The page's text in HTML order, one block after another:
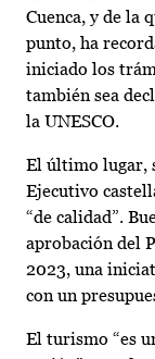
Cuenca, y de la
punto, ha
iniciado los
también sea
la UNESCO.
El último lugar,
Ejecutivo
“de calidad”.
aprobación del
2023, una
con un
El turismo “es